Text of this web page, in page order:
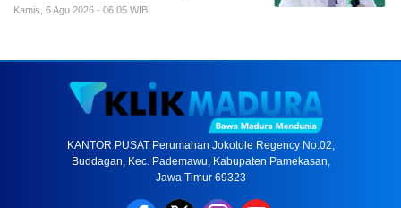
Kamis, 6 Agu 2026 - 06:05 WIB
KANTOR PUSAT Perumahan Jokotole Regency No.02,
Buddagan, Kec. Pademawu, Kabupaten Pamekasan,
Jawa Timur 69323